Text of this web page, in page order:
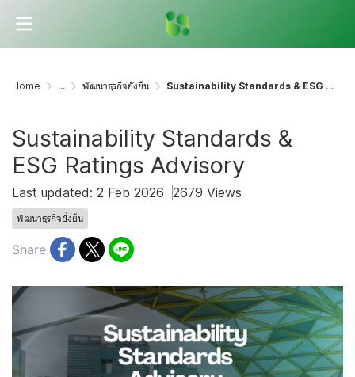
Home ... พัฒนาธุรกิจยั่งยืน Sustainability Standards & ESG Ratings Advisory
Sustainability Standards &
ESG Ratings Advisory
Last updated: 2 Feb 2026 2679 Views
พัฒนาธุรกิจยั่งยืน
Share